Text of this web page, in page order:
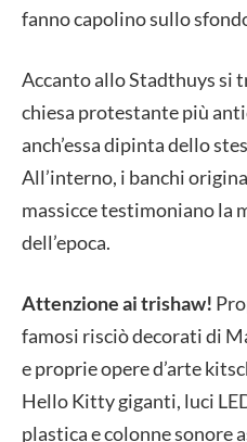
fanno capolino sullo
Accanto allo Stadthuys si
chiesa protestante più
anch’essa dipinta dello
All’interno, i banchi
massicce testimoniano la
dell’epoca.
Attenzione ai trishaw!
famosi risciò decorati di
e proprie opere d’arte
Hello Kitty giganti, luci
plastica e colonne sonore